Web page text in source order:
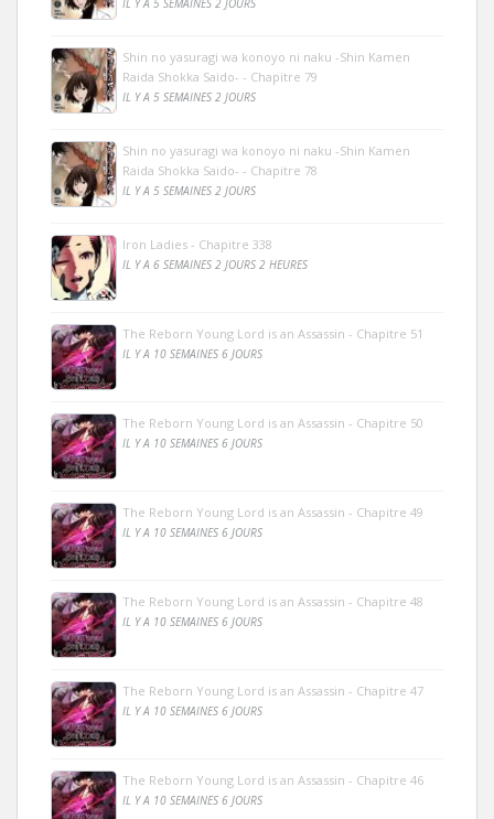
IL Y A 5 SEMAINES 2 JOURS
Shin no yasuragi wa konoyo ni naku -Shin Kamen
Raida Shokka Saido- - Chapitre 79
IL Y A 5 SEMAINES 2 JOURS
Shin no yasuragi wa konoyo ni naku -Shin Kamen
Raida Shokka Saido- - Chapitre 78
IL Y A 5 SEMAINES 2 JOURS
Iron Ladies - Chapitre 338
IL Y A 6 SEMAINES 2 JOURS 2 HEURES
The Reborn Young Lord is an Assassin - Chapitre 51
IL Y A 10 SEMAINES 6 JOURS
The Reborn Young Lord is an Assassin - Chapitre 50
IL Y A 10 SEMAINES 6 JOURS
The Reborn Young Lord is an Assassin - Chapitre 49
IL Y A 10 SEMAINES 6 JOURS
The Reborn Young Lord is an Assassin - Chapitre 48
IL Y A 10 SEMAINES 6 JOURS
The Reborn Young Lord is an Assassin - Chapitre 47
IL Y A 10 SEMAINES 6 JOURS
The Reborn Young Lord is an Assassin - Chapitre 46
IL Y A 10 SEMAINES 6 JOURS